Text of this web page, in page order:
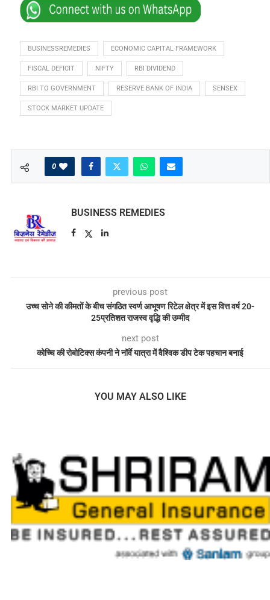
BUSINESSREMEDIES ECONOMIC CAPITAL FRAMEWORK
FISCAL DEFICIT NIFTY RBI DIVIDEND
RBI TO GOVERNMENT RESERVE BANK OF INDIA SENSEX
STOCK MARKET UPDATE
0
BUSINESS REMEDIES
previous post
उच्च सोने की कीमतों के बीच संगठित स्वर्ण आभूषण रिटेल क्षेत्र में इस वित्त वर्ष 20-
25प्रतिशत राजस्व वृद्धि की उम्मीद
next post
कोच्चि की रोबोटिक्स कंपनी ने नॉर्वे यात्रा में वैश्विक डीप टेक पहचान बनाई
YOU MAY ALSO LIKE